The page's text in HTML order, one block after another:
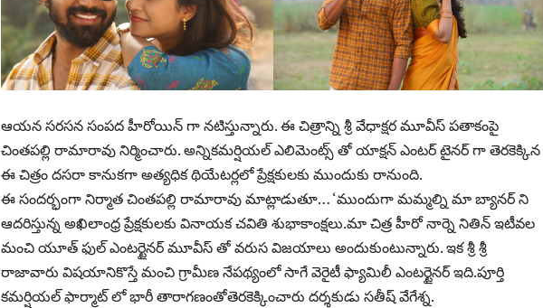
ఆయన సరసన సంపద హీరోయిన్ గా నటిస్తున్నారు. ఈ చిత్రాన్ని శ్రీ వేధాక్షర మూవీస్ పతాకంపై
చింతపల్లి రామారావు నిర్మించారు. అన్నికమర్షియల్ ఎలిమెంట్స్ తో యాక్షన్ ఎంటర్ టైనర్ గా తెరకెక్కిన
ఈ చిత్రం దసరా కానుకగా అత్యధిక థియేటర్లలో ప్రేక్షకులకు ముందుకు రానుంది.
ఈ సందర్భంగా నిర్మాత చింతపల్లి రామారావు మాట్లాడుతూ… ‘ముందుగా మమ్మల్ని మా బ్యానర్ ని
ఆదరిస్తున్న అఖిలాంధ్ర ప్రేక్షకులకు వినాయక చవితి శుభాకాంక్షలు.మా చిత్ర హీరో నార్నె నితిన్ ఇటీవల
మంచి యూత్ ఫుల్ ఎంటర్టైనర్ మూవీస్ తో వరుస విజయాలు అందుకుంటున్నారు. ఇక శ్రీ శ్రీ
రాజావారు విషయానికొస్తే మంచి గ్రామీణ నేపథ్యంలో సాగే వెరైటీ ఫ్యామిలీ ఎంటర్టైనర్ ఇది.పూర్తి
కమర్షియల్ ఫార్మాట్ లో భారీ తారాగణంతోతెరకెక్కించారు దర్శకుడు సతీష్ వేగేశ్న.